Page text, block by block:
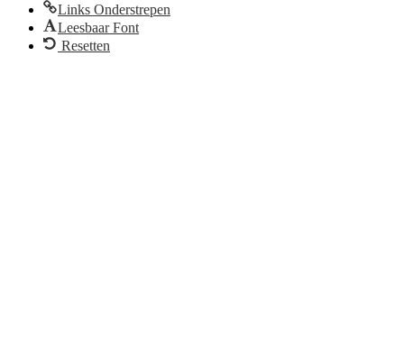
Links Onderstrepen
Leesbaar Font
Resetten